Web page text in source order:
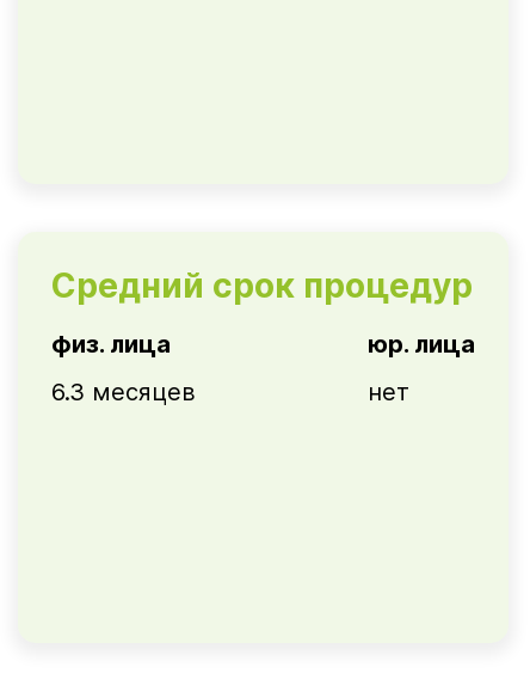
Средний срок процедур
физ. лица
6.3 месяцев
юр. лица
нет